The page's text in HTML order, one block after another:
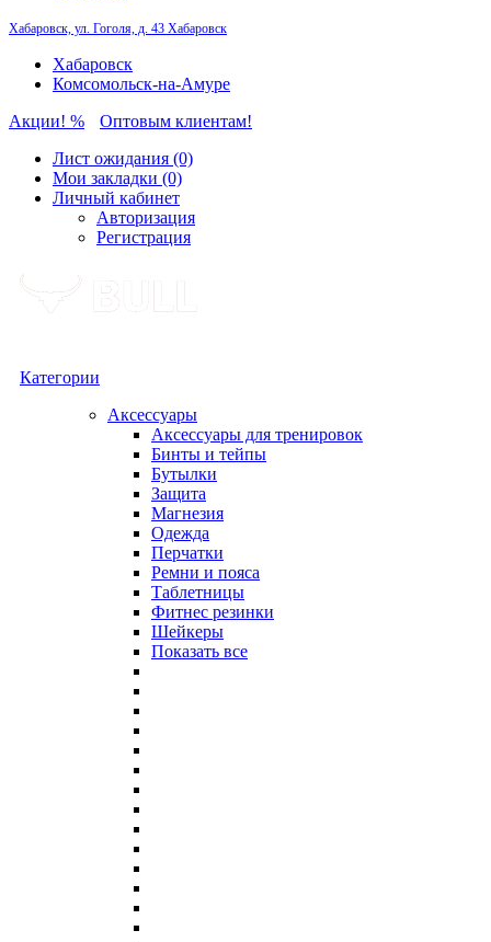
Хабаровск, ул. Гоголя, д. 43 Хабаровск
Хабаровск
Комсомольск-на-Амуре
Акции! %
Оптовым клиентам!
Лист ожидания (0)
Мои закладки (0)
Личный кабинет
Авторизация
Регистрация
Категории
Аксессуары
Аксессуары для тренировок
Бинты и тейпы
Бутылки
Защита
Магнезия
Одежда
Перчатки
Ремни и пояса
Таблетницы
Фитнес резинки
Шейкеры
Показать все